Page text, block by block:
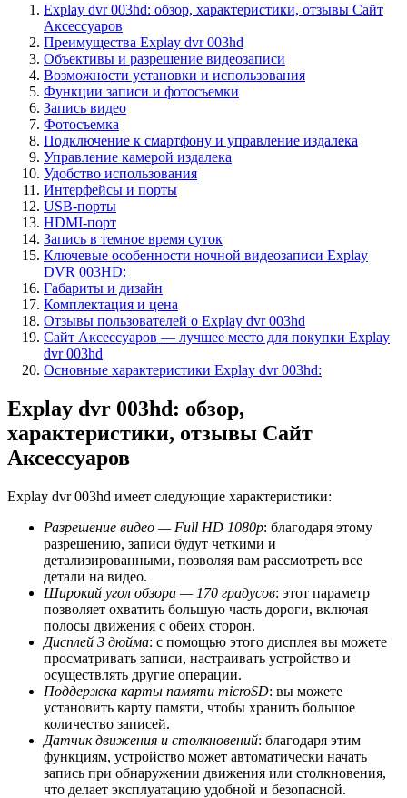
Explay dvr 003hd: обзор, характеристики, отзывы Сайт
Аксессуаров
Преимущества Explay dvr 003hd
Объективы и разрешение видеозаписи
Возможности установки и использования
Функции записи и фотосъемки
Запись видео
Фотосъемка
Подключение к смартфону и управление издалека
Управление камерой издалека
Удобство использования
Интерфейсы и порты
USB-порты
HDMI-порт
Запись в темное время суток
Ключевые особенности ночной видеозаписи Explay
DVR 003HD:
Габариты и дизайн
Комплектация и цена
Отзывы пользователей о Explay dvr 003hd
Сайт Аксессуаров — лучшее место для покупки Explay
dvr 003hd
Основные характеристики Explay dvr 003hd:
Explay dvr 003hd: обзор,
характеристики, отзывы Сайт
Аксессуаров
Explay dvr 003hd имеет следующие характеристики:
Разрешение видео — Full HD 1080p: благодаря этому
разрешению, записи будут четкими и
детализированными, позволяя вам рассмотреть все
детали на видео.
Широкий угол обзора — 170 градусов: этот параметр
позволяет охватить большую часть дороги, включая
полосы движения с обеих сторон.
Дисплей 3 дюйма: с помощью этого дисплея вы можете
просматривать записи, настраивать устройство и
осуществлять другие операции.
Поддержка карты памяти microSD: вы можете
установить карту памяти, чтобы хранить большое
количество записей.
Датчик движения и столкновений: благодаря этим
функциям, устройство может автоматически начать
запись при обнаружении движения или столкновения,
что делает эксплуатацию удобной и безопасной.